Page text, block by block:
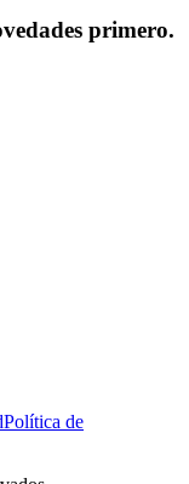
primero.
Política de